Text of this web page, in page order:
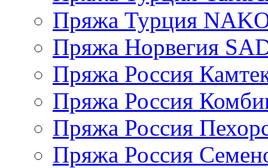
Пряжа Турция
Пряжа Норвегия
Пряжа Россия
Пряжа Россия
Пряжа Россия
Пряжа Россия